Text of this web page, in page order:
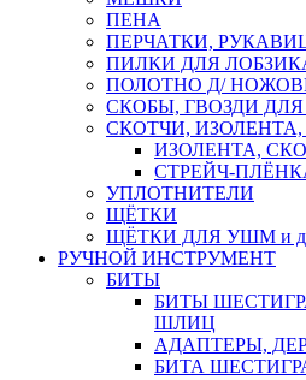
ПЕНА
ПЕРЧАТКИ,
ПИЛКИ ДЛЯ
ПОЛОТНО Д/
СКОБЫ, ГВОЗДИ ДЛЯ
СКОТЧИ,
ИЗОЛЕНТА,
СТРЕЙЧ-
УПЛОТНИТЕЛИ
ЩЁТКИ
ЩЁТКИ ДЛЯ УШМ и
РУЧНОЙ ИНСТРУМЕНТ
БИТЫ
БИТЫ
ШЛИЦ
АДАПТЕРЫ,
БИТА